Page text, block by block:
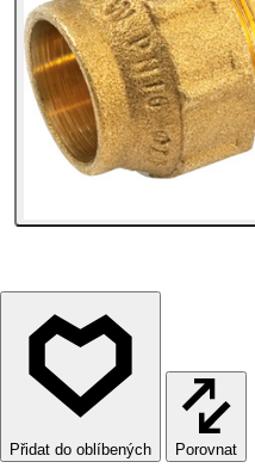
Porovnat